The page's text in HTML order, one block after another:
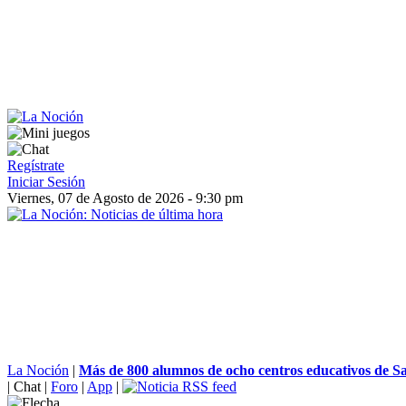
Regístrate
Iniciar Sesión
Viernes, 07 de Agosto de 2026 - 9:30 pm
La Noción | Más de 800 alumnos de ocho centros educativos de
| Chat | Foro | App |